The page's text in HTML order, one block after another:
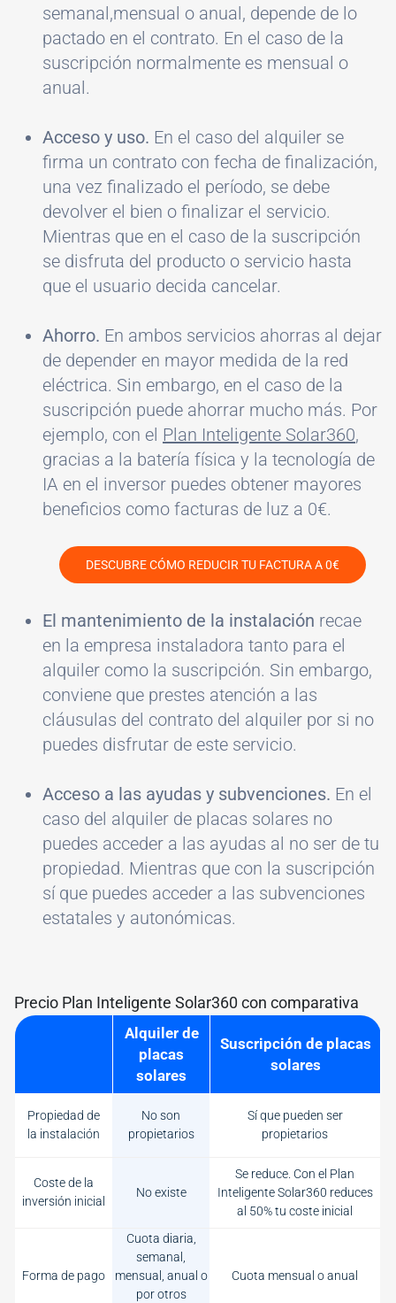
semanal,mensual o anual, depende de lo
pactado en el contrato. En el caso de la
suscripción normalmente es mensual o
anual.
Acceso y uso. En el caso del alquiler se
firma un contrato con fecha de finalización,
una vez finalizado el período, se debe
devolver el bien o finalizar el servicio.
Mientras que en el caso de la suscripción
se disfruta del producto o servicio hasta
que el usuario decida cancelar.
Ahorro. En ambos servicios ahorras al dejar
de depender en mayor medida de la red
eléctrica. Sin embargo, en el caso de la
suscripción puede ahorrar mucho más. Por
ejemplo, con el Plan Inteligente Solar360,
gracias a la batería física y la tecnología de
IA en el inversor puedes obtener mayores
beneficios como facturas de luz a 0€.
DESCUBRE CÓMO REDUCIR TU FACTURA A 0€
El mantenimiento de la instalación recae
en la empresa instaladora tanto para el
alquiler como la suscripción. Sin embargo,
conviene que prestes atención a las
cláusulas del contrato del alquiler por si no
puedes disfrutar de este servicio.
Acceso a las ayudas y subvenciones. En el
caso del alquiler de placas solares no
puedes acceder a las ayudas al no ser de tu
propiedad. Mientras que con la suscripción
sí que puedes acceder a las subvenciones
estatales y autonómicas.
Precio Plan Inteligente Solar360 con comparativa
Alquiler de
placas
solares
Suscripción de placas
solares
Propiedad de
la instalación
No son
propietarios
Sí que pueden ser
propietarios
Coste de la
inversión inicial
No existe
Se reduce. Con el Plan
Inteligente Solar360 reduces
al 50% tu coste inicial
Forma de pago
Cuota diaria,
semanal,
mensual, anual o
por otros
Cuota mensual o anual